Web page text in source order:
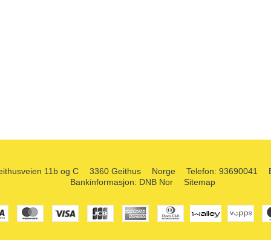
11b og C 3360 Geithus Norge Telefon: 93690041
Bankinformasjon: DNB Nor Sitemap